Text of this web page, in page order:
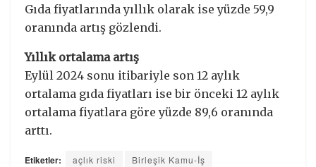
Gıda fiyatlarında yıllık olarak ise yüzde 59,9
oranında artış gözlendi.
Yıllık ortalama artış
Eylül 2024 sonu itibariyle son 12 aylık
ortalama gıda fiyatları ise bir önceki 12 aylık
ortalama fiyatlara göre yüzde 89,6 oranında
arttı.
Etiketler: açlık riski
Birleşik Kamu-İş